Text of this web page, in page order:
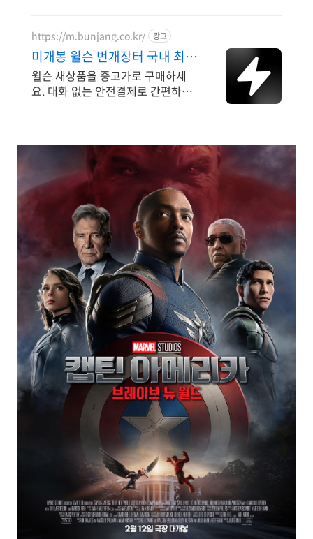
https://m.bunjang.co.kr/ 광고
미개봉 윌슨 번개장터 국내 최대
브랜드 중고거래
윌슨 새상품을 중고가로 구매하세
요. 대화 없는 안전결제로 간편하게!